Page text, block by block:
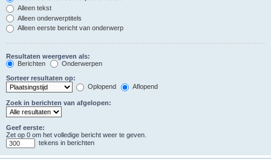
Alleen tekst
Alleen onderwerptitels
Alleen eerste bericht van onderwerp
Resultaten weergeven als:
Berichten
Onderwerpen
Sorteer resultaten op:
Oplopend
Aflopend
Zoek in berichten van afgelopen:
Geef eerste:
Zet op 0 om het volledige bericht weer te geven.
tekens in berichten